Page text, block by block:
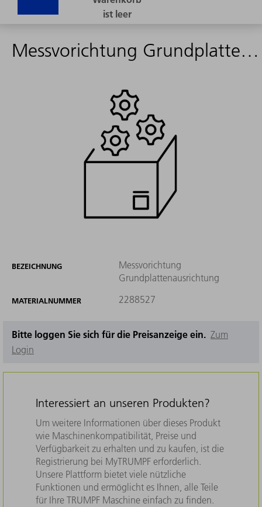
Messvorichtung Grundplattenausrichtung
BEZEICHNUNG
Messvorichtung
Grundplattenausrichtung
MATERIALNUMMER 2288527
Bitte loggen Sie sich für die Preisanzeige ein. Zum
Login
Interessiert an unseren Produkten?
Um weitere Informationen über dieses Produkt
wie Maschinenkompatibilität, Preise und
Verfügbarkeit zu erhalten und zu kaufen, ist die
Registrierung bei MyTRUMPF erforderlich.
Unsere Plattform bietet viele nützliche
Funktionen und ermöglicht es Ihnen, alle Teile
für Ihre TRUMPF Maschine einfach zu finden.